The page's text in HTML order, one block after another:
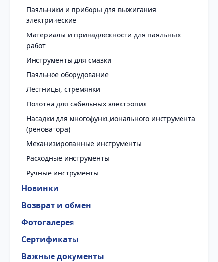
Паяльники и приборы для выжигания
электрические
Материалы и принадлежности для паяльных
работ
Инструменты для смазки
Паяльное оборудование
Лестницы, стремянки
Полотна для сабельных электропил
Насадки для многофункционального инструмента
(реноватора)
Механизированные инструменты
Расходные инструменты
Ручные инструменты
Новинки
Возврат и обмен
Фотогалерея
Сертификаты
Важные документы